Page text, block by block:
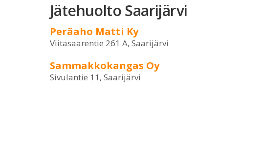
Jätehuolto Saarijärvi
Peräaho Matti Ky
Viitasaarentie 261 A, Saarijärvi
Sammakkokangas Oy
Sivulantie 11, Saarijärvi